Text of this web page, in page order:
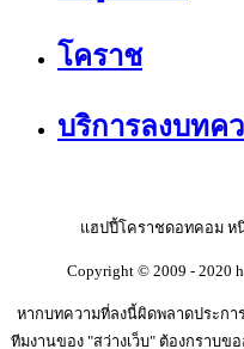
โคราช
บริการลงบทค
แฮปปี้โคราชดอทคอม หนึ่
Copyright © 2009 - 2020
หากบทความที่ลงนี้ผิดพลาดประกา
ทีมงานของ "สว่างเว็บ" ต้องกราบ